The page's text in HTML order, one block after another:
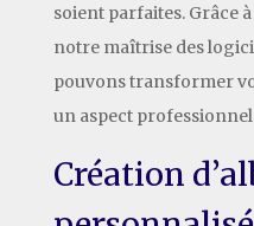
soient parfaites. Grâce
notre maîtrise des
pouvons transformer
un aspect
Création